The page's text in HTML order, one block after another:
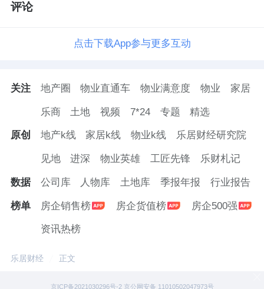
评论
点击下载App参与更多互动
关注 地产圈 物业直通车 物业满意度 物业 家居
乐商 土地 视频 7*24 专题 精选
原创 地产k线 家居k线 物业k线 乐居财经研究院
见地 进深 物业英雄 工匠先锋 乐财札记
数据 公司库 人物库 土地库 季报年报 行业报告
榜单 房企销售榜 房企货值榜 房企500强
资讯热榜
乐居财经 正文
京ICP备2021030296号-2 京公网安备 11010502047973号